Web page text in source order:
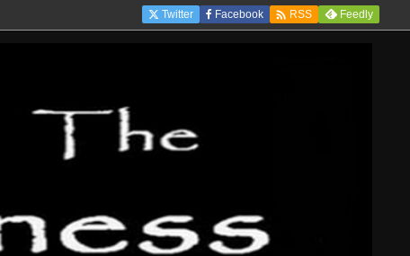
Twitter Facebook  RSS Feedly